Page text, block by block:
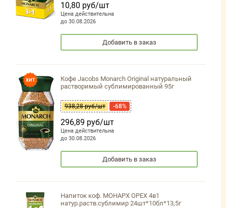
10,80 руб/шт
Цена действительна
до 30.08.2026
Добавить в заказ
Кофе Jacobs Monarch Original натуральный
растворимый сублимированный 95г
938,28 руб/шт -68%
296,89 руб/шт
Цена действительна
до 30.08.2026
Добавить в заказ
Напиток коф. МОНАРХ ОРЕХ 4в1
натур.раств.сублимир 24шт*10бл*13,5г